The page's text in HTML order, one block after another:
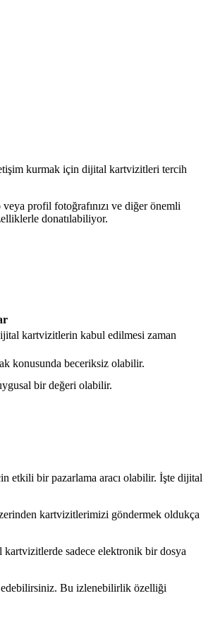
kurmak için dijital kartvizitleri tercih
profil fotoğrafınızı ve diğer önemli
donatılabiliyor.
kartvizitlerin kabul edilmesi zaman
konusunda beceriksiz olabilir.
bir değeri olabilir.
etkili bir pazarlama aracı olabilir. İşte dijital
kartvizitlerimizi göndermek oldukça
kartvizitlerde sadece elektronik bir dosya
edebilirsiniz. Bu izlenebilirlik özelliği